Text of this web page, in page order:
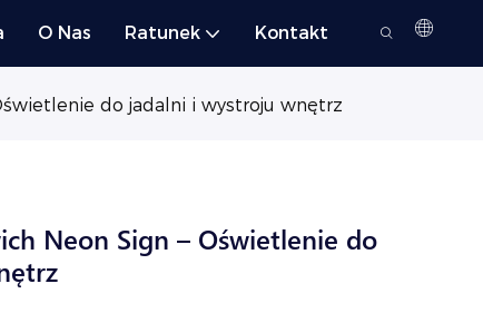
O Nas Ratunek Kontakt
do jadalni i wystroju wnętrz
Neon Sign – Oświetlenie do